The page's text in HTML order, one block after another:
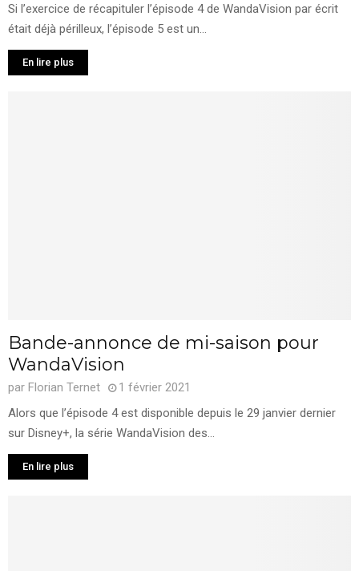
Si l’exercice de récapituler l’épisode 4 de WandaVision par écrit
était déjà périlleux, l’épisode 5 est un...
En lire plus
Bande-annonce de mi-saison pour
WandaVision
par Florian Ternet
1 février 2021
Alors que l’épisode 4 est disponible depuis le 29 janvier dernier
sur Disney+, la série WandaVision des...
En lire plus